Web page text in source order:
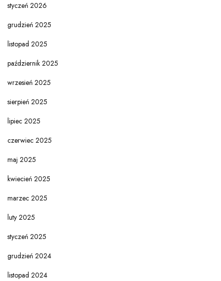
styczeń 2026
grudzień 2025
listopad 2025
październik 2025
wrzesień 2025
sierpień 2025
lipiec 2025
czerwiec 2025
maj 2025
kwiecień 2025
marzec 2025
luty 2025
styczeń 2025
grudzień 2024
listopad 2024